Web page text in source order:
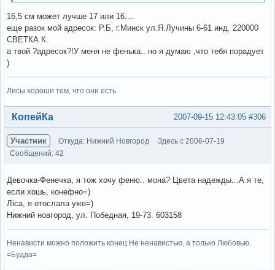
16,5 см может лучше 17 или 16....
еще разок мой адресок: Р.Б, г.Минск ул.Я.Лучины 6-61 инд. 220000
СВЕТКА К.
а твой ?адресок?!У меня не фенька.. но я думаю ,что тебя порадует
)
Лисы хороши тем, что они есть
Вне форума #306
2007-09-15 12:43:05
КопейКа
Участник Откуда: Нижний Новгород
Здесь с 2006-07-19
Сообщений: 42
Девочка-Фенечка, я тож хочу феню.. мона? Цвета надежды...А я те,
если хошь, конефно=)
Ліса, я отослала уже=)
Нижний новгород, ул. Победная, 19-73. 603158
Ненависти можно положить конец Не ненавистью, а только Любовью.
=Будда=